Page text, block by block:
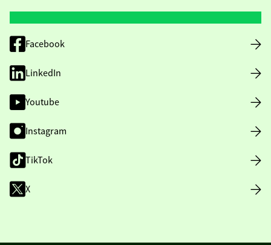
Facebook
LinkedIn
Youtube
Instagram
TikTok
X